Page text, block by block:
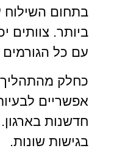
בתחום השילוח
ביותר. צוותים
עם כל
כחלק
אפשריים
חדשנות
בגישות שונות.